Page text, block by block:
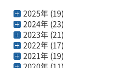
2025年 (19)
2024年 (23)
2023年 (21)
2022年 (17)
2021年 (19)